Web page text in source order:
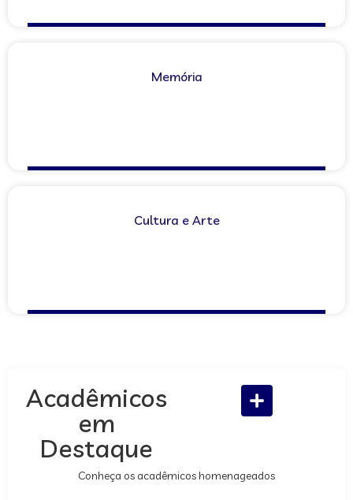
Memória
Cultura e Arte
Acadêmicos
em
Destaque
Conheça os acadêmicos homenageados